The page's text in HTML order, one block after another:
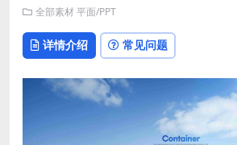
全部素材 平面/PPT
详情介绍 常见问题